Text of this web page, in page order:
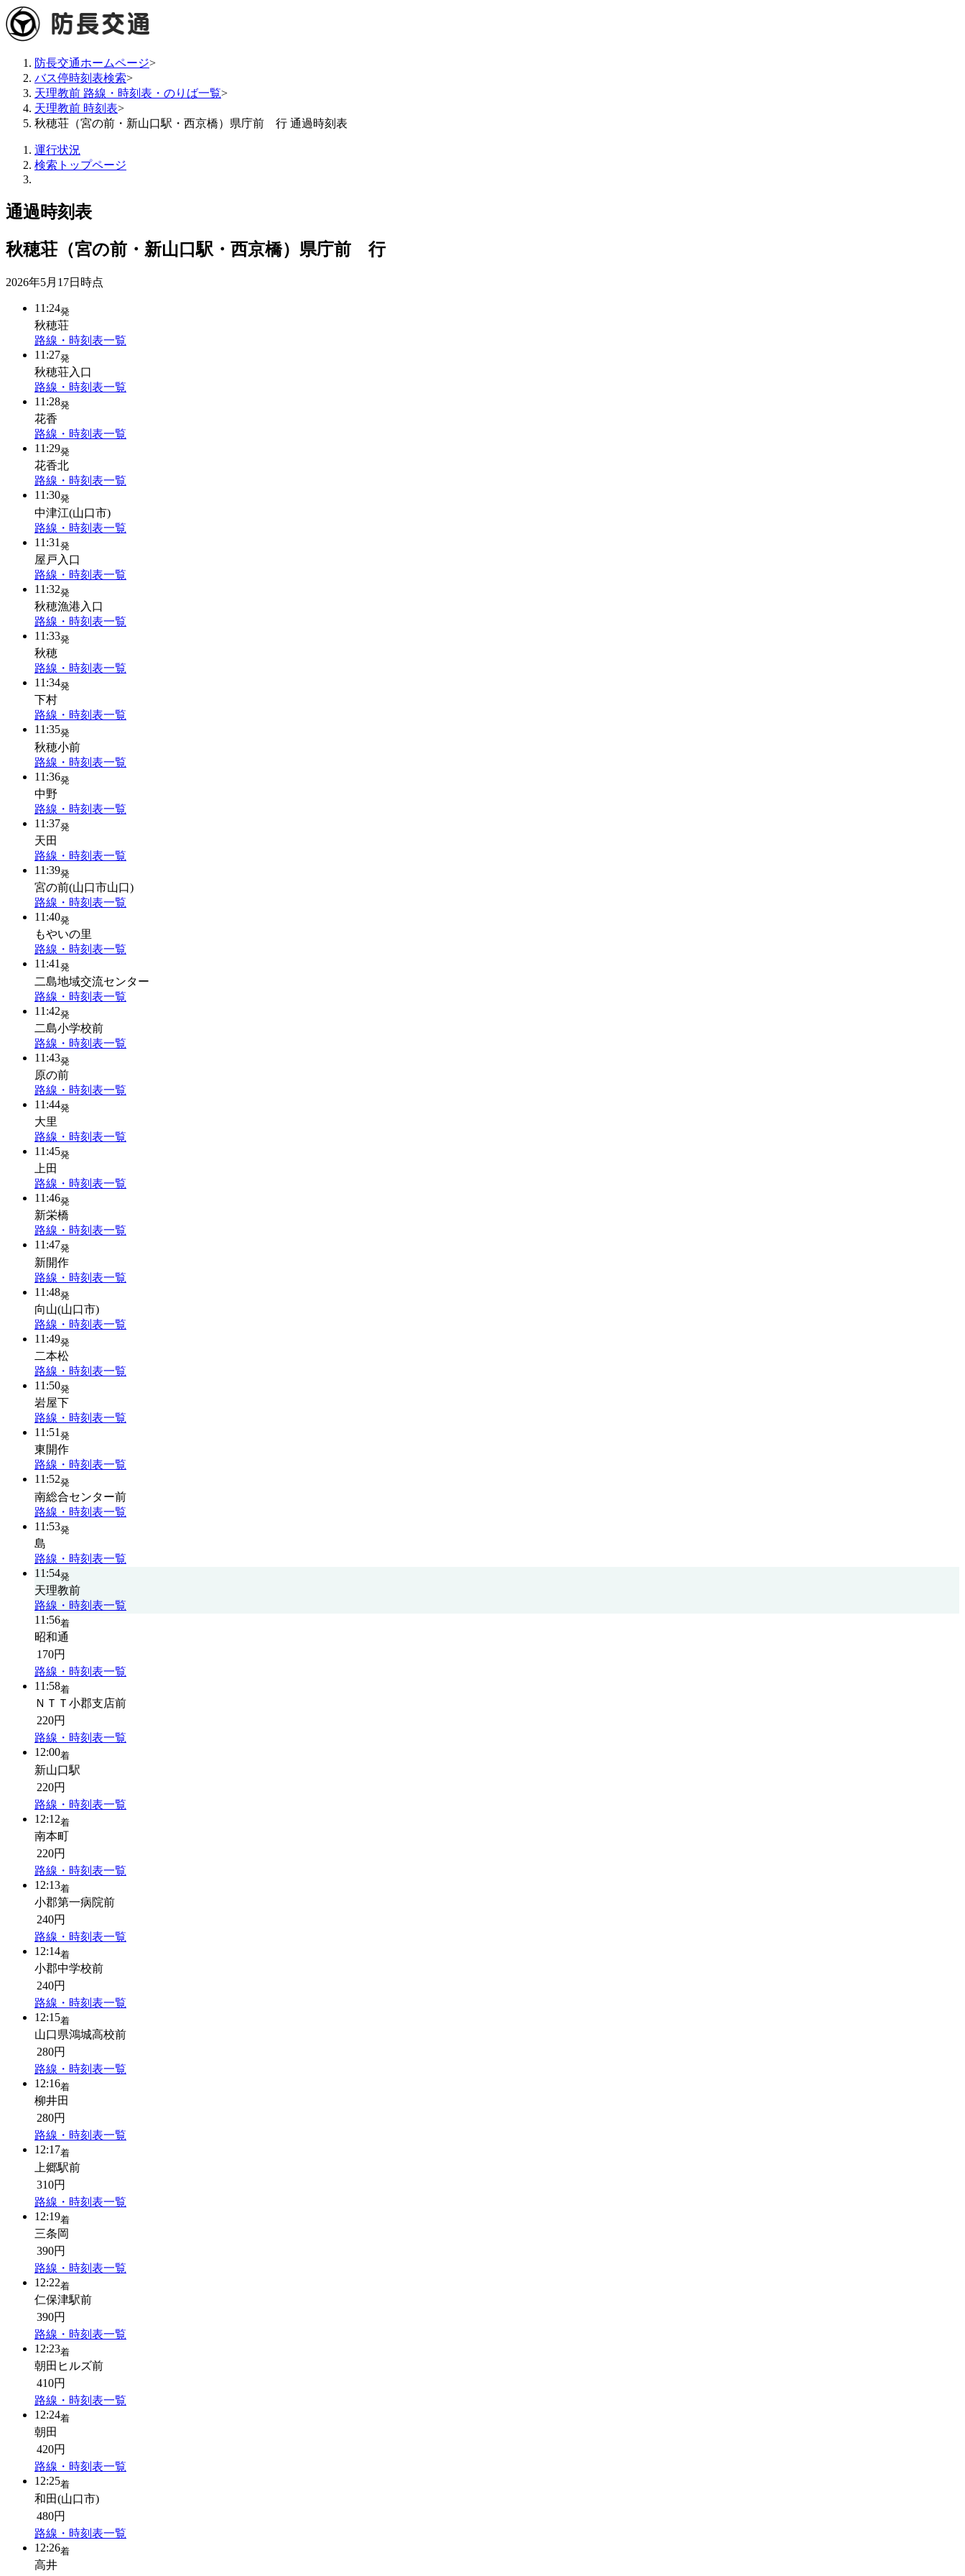
防長交通ホームページ>
バス停時刻表検索>
天理教前 路線・時刻表・のりば一覧>
天理教前 時刻表>
秋穂荘（宮の前・新山口駅・西京橋）県庁前 行 通過時刻表
運行状況
検索トップページ
通過時刻表
秋穂荘（宮の前・新山口駅・西京橋）県庁前 行
2026年5月17日 時点
11:24発
秋穂荘
路線・時刻表一覧
11:27発
秋穂荘入口
路線・時刻表一覧
11:28発
花香
路線・時刻表一覧
11:29発
花香北
路線・時刻表一覧
11:30発
中津江(山口市)
路線・時刻表一覧
11:31 発
屋戸入口
路線・時刻表一覧
11:32発
秋穂漁港入口
路線・時刻表一覧
11:33発
秋穂
路線・時刻表一覧
11:34発
下村
路線・時刻表一覧
11:35発
秋穂小前
路線・時刻表一覧
11:36発
中野
路線・時刻表一覧
11:37発
天田
路線・時刻表一覧
11:39発
宮の前(山口市山口)
路線・時刻表一覧
11:40発
もやいの里
路線・時刻表一覧
11:41 発
二島地域交流センター
路線・時刻表一覧
11:42発
二島小学校前
路線・時刻表一覧
11:43発
原の前
路線・時刻表一覧
11:44発
大里
路線・時刻表一覧
11:45発
上田
路線・時刻表一覧
11:46発
新栄橋
路線・時刻表一覧
11:47発
新開作
路線・時刻表一覧
11:48発
向山(山口市)
路線・時刻表一覧
11:49発
二本松
路線・時刻表一覧
11:50発
岩屋下
路線・時刻表一覧
11:51 発
東開作
路線・時刻表一覧
11:52発
南総合センター前
路線・時刻表一覧
11:53発
島
路線・時刻表一覧
11:54発
天理教前
路線・時刻表一覧
11:56着
昭和通
170円
路線・時刻表一覧
11:58着
ＮＴＴ小郡支店前
220円
路線・時刻表一覧
12:00着
新山口駅
220円
路線・時刻表一覧
12:12着
南本町
220円
路線・時刻表一覧
12:13着
小郡第一病院前
240円
路線・時刻表一覧
12:14着
小郡中学校前
240円
路線・時刻表一覧
12:15着
山口県鴻城高校前
280円
路線・時刻表一覧
12:16着
柳井田
280円
路線・時刻表一覧
12:17着
上郷駅前
310円
路線・時刻表一覧
12:19着
三条岡
390円
路線・時刻表一覧
12:22着
仁保津駅前
390円
路線・時刻表一覧
12:23着
朝田ヒルズ前
410円
路線・時刻表一覧
12:24着
朝田
420円
路線・時刻表一覧
12:25着
和田(山口市)
480円
路線・時刻表一覧
12:26着
高井